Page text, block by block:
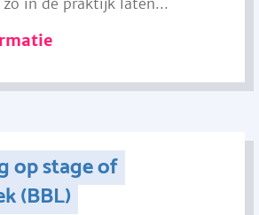
zo in de praktijk laten...
op stage of
(BBL)